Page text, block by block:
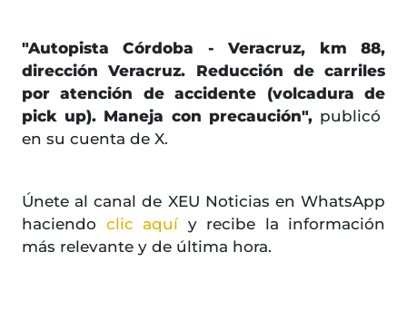
"Autopista Córdoba - Veracruz, km 88,
dirección Veracruz. Reducción de carriles
por atención de accidente (volcadura de
pick up). Maneja con precaución", publicó
en su cuenta de X.
Únete al canal de XEU Noticias en WhatsApp
haciendo clic aquí y recibe la información
más relevante y de última hora.